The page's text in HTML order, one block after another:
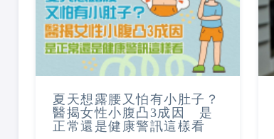
夏天想露腰又怕有小肚子？
醫揭女性小腹凸3成因 是
正常還是健康警訊這樣看